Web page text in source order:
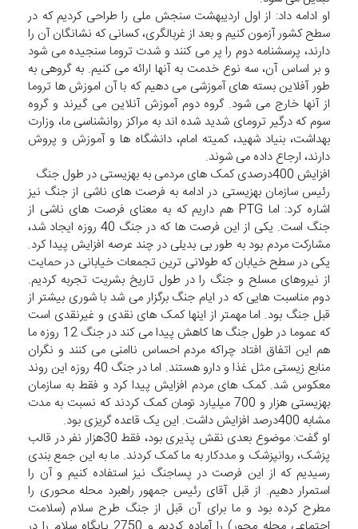
او ادامه داد: از اول اردیبهشت سنجش ملی را طراحی کردیم که در
سطح کشور آزمون کنیم و بعد از غربالگری، کسانی که نشانگان آن را
دارند، پرسشنامه دوم را پر می کنند و شدت تروما سنجیده می شود
و بر اساس آن، سه نوع خدمت به آنها ارائه می کنیم. به گروهی به
طور آفلاین بسته های آموزشی می دهیم که با آن اموزش ها تروما
از آنها خارج می شود. گروه دوم آموزش آنلاین می گیرند و گروه
سوم که درگیر ترومای شدید شده اند به مراکز روانشناسی ما، وزارت
بهداشت، بنیاد شهید، کمیته امام، دانشگاه ها و آموزش و پروش
دارند، ارجاع داده می شوند.
افزایش 400درصدی کمک های مردمی به بهزیستی در طول جنگ
رئیس سازمان بهزیستی در ادامه به فرصت های ناشی از جنگ نیز
اشاره کرد: اما PTG هم داریم که به معنای فرصت های ناشی از
جنگ است. یکی از این فرصت ها که در جنگ 40 روزه ایجاد شد،
مشارکت مردم بود به طور بی بدیلی در چند عرصه افزایش پیدا کرد.
یکی در سطح خیابان که طولانی ترین تجمعات خیابانی در حمایت
از نیروهای مسلح و جنگ را در طول تاریخ بشریت تجربه کردیم.
دوم مناسبت هایی که در ایام جنگ برگزار می شد با شوری بیشتر از
قبل جنگ بود. اما مهمتر از اینها کمک های نقدی و غیرنقدی است
که عموما در طول جنگ ها کاهش پیدا می کند در جنگ 12 روزه ما
هم این اتفاق افتاد چراکه مردم احساس ناامنی می کنند و نگران
منابع زیستی مثل غذا و دارو هستند. اما در جنگ 40 روزه این روند
معکوس شد. کمک های مردم افزایش پیدا کرد و فقط به سازمان
بهزیستی هزار و 700 میلیارد تومان کمک کردند که نسبت به مدت
مشابه 400درصد افزایش داشت. این یک قاعده گریزی بود.
او گفت: موضوع بعدی نقش پذیری بود، فقط 30هزار نفر در قالب
پزشک، روانپزشک و مددکار به ما کمک کردند. ما به این جمع بندی
رسیدیم که از این فرصت در پساجنگ نیز استفاده کنیم و آن را
استمرار دهیم. از قبل آقای رئیس جمهور راهبرد محله محوری را
مطرح کرده بود و ما برای آن قبل از جنگ طرح سلام (سلامت